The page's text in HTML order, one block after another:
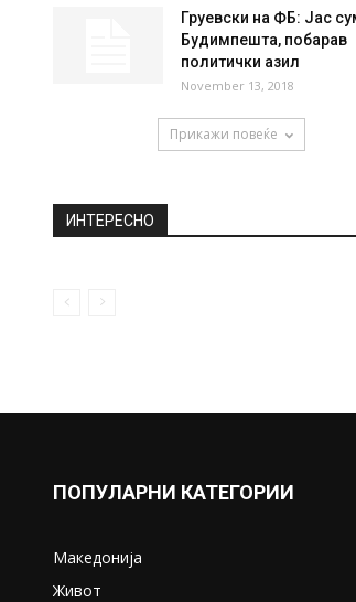
Груевски на ФБ: Јас
Будимпешта, побарав
политички азил
November 13, 2018
Прикажи повеќе
ИНТЕРЕСНО
ПОПУЛАРНИ КАТЕГОРИИ
Македонија
Живот